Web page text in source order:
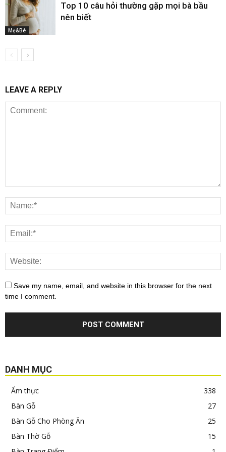
Mẹ&Bé
Top 10 câu hỏi thường gặp mọi bà bầu
nên biết
LEAVE A REPLY
Save my name, email, and website in this browser for the next
time I comment.
DANH MỤC
Ẩm thực
338
Bàn Gỗ
27
Bàn Gỗ Cho Phòng Ăn
25
Bàn Thờ Gỗ
15